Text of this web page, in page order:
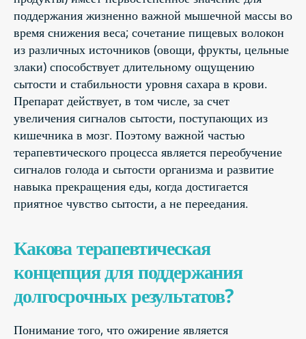
поддержания жизненно важной мышечной массы во
время снижения веса; сочетание пищевых волокон
из различных источников (овощи, фрукты, цельные
злаки) способствует длительному ощущению
сытости и стабильности уровня сахара в крови.
Препарат действует, в том числе, за счет
увеличения сигналов сытости, поступающих из
кишечника в мозг. Поэтому важной частью
терапевтического процесса является переобучение
сигналов голода и сытости организма и развитие
навыка прекращения еды, когда достигается
приятное чувство сытости, а не переедания.
Какова терапевтическая
концепция для поддержания
долгосрочных результатов?
Понимание того, что ожирение является